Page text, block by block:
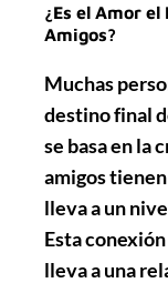
¿Es el Amor
Amigos?
Muchas
destino final
se basa en la
amigos
lleva a un
Esta
lleva a una